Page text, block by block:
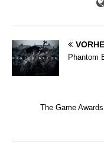
Phantom
The Game